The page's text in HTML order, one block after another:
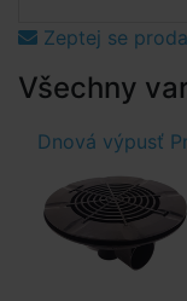
Zeptej se
Všechny
Dnová výpusť